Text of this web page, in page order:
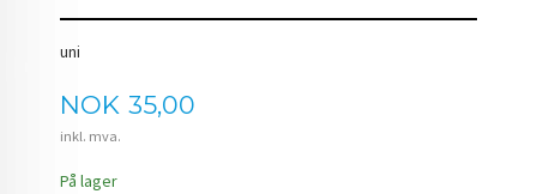
uni
Pris
NOK 35,00
inkl. mva.
På lager